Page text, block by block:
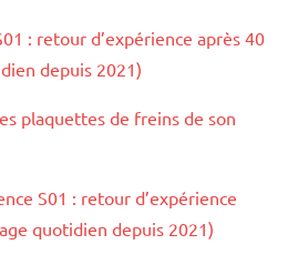
: retour d’expérience après 40
depuis 2021)
plaquettes de freins de son
S01 : retour d’expérience
quotidien depuis 2021)